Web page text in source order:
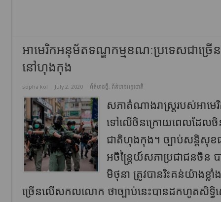
អាមេរិកអនុម័តទណ្ឌកម្មខណៈប្រទេសជាច្រើ
នៅហុងកុង
sopha kol July 2, 2020 ព័ត៌មានថ្មី, ព័ត៌មានអន្តរជាតិ
សភាតំណាងរាស្ត្ររបស់អាមេ
ទៅលើចិនក្រោយពេលដែលចិ
ជាតិ​ហុងកុង។ ច្បាប់​សន្តិសុ
អចិន្ត្រៃយ៍​សភា​ប្រជាជន​ចិន
មិថុនា ត្រូវបានរិះគន់​យ៉ាងខ្
ច្រើនលើសកលលោក ​ថាច្បាប់នេះបាន​ដកហូត​សិទ្ធិ